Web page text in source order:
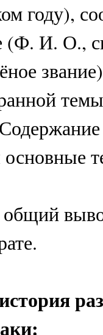
году),
(Ф. И. О.,
основные